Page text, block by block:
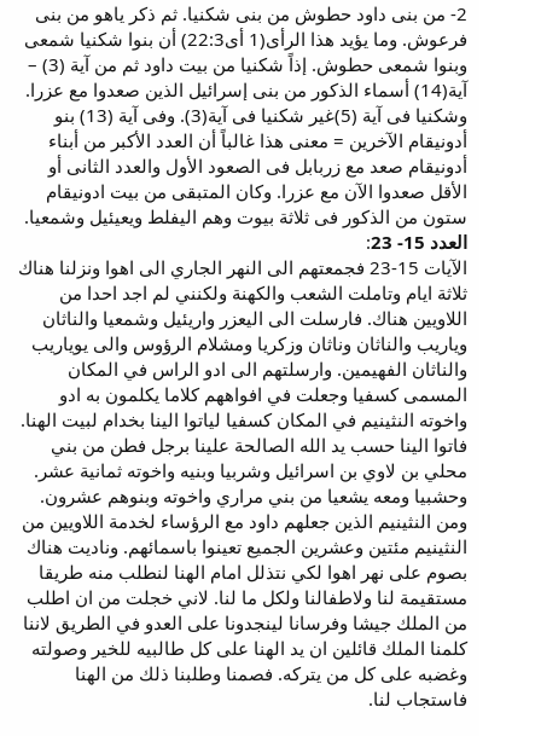
2- من بنى داود حطوش من بنى شكنيا. ثم ذكر ياهو من بنى
فرعوش. وما يؤيد هذا الرأى(1 أى22:3) أن بنوا شكنيا شمعى
وبنوا شمعى حطوش. إذاً شكنيا من بيت داود ثم من آية (3) –
آية(14) أسماء الذكور من بنى إسرائيل الذين صعدوا مع عزرا.
وشكنيا فى آية (5)غير شكنيا فى آية(3). وفى آية (13) بنو
أدونيقام الآخرين = معنى هذا غالباً أن العدد الأكبر من أبناء
أدونيقام صعد مع زربابل فى الصعود الأول والعدد الثانى أو
الأقل صعدوا الآن مع عزرا. وكان المتبقى من بيت ادونيقام
ستون من الذكور فى ثلاثة بيوت وهم اليفلط ويعيئيل وشمعيا.
العدد 15- 23
:
الآيات 15-23 فجمعتهم الى النهر الجاري الى اهوا ونزلنا هناك
ثلاثة ايام وتاملت الشعب والكهنة ولكنني لم اجد احدا من
اللاويين هناك. فارسلت الى اليعزر واريئيل وشمعيا والناثان
وياريب والناثان وناثان وزكريا ومشلام الرؤوس والى يوياريب
والناثان الفهيمين. وارسلتهم الى ادو الراس في المكان
المسمى كسفيا وجعلت في افواههم كلاما يكلمون به ادو
واخوته النثينيم في المكان كسفيا لياتوا الينا بخدام لبيت الهنا.
فاتوا الينا حسب يد الله الصالحة علينا برجل فطن من بني
محلي بن لاوي بن اسرائيل وشربيا وبنيه واخوته ثمانية عشر.
وحشبيا ومعه يشعيا من بني مراري واخوته وبنوهم عشرون.
ومن النثينيم الذين جعلهم داود مع الرؤساء لخدمة اللاويين من
النثينيم مئتين وعشرين الجميع تعينوا باسمائهم. وناديت هناك
بصوم على نهر اهوا لكي نتذلل امام الهنا لنطلب منه طريقا
مستقيمة لنا ولاطفالنا ولكل ما لنا. لاني خجلت من ان اطلب
من الملك جيشا وفرسانا لينجدونا على العدو في الطريق لاننا
كلمنا الملك قائلين ان يد الهنا على كل طالبيه للخير وصولته
وغضبه على كل من يتركه. فصمنا وطلبنا ذلك من الهنا
فاستجاب لنا.